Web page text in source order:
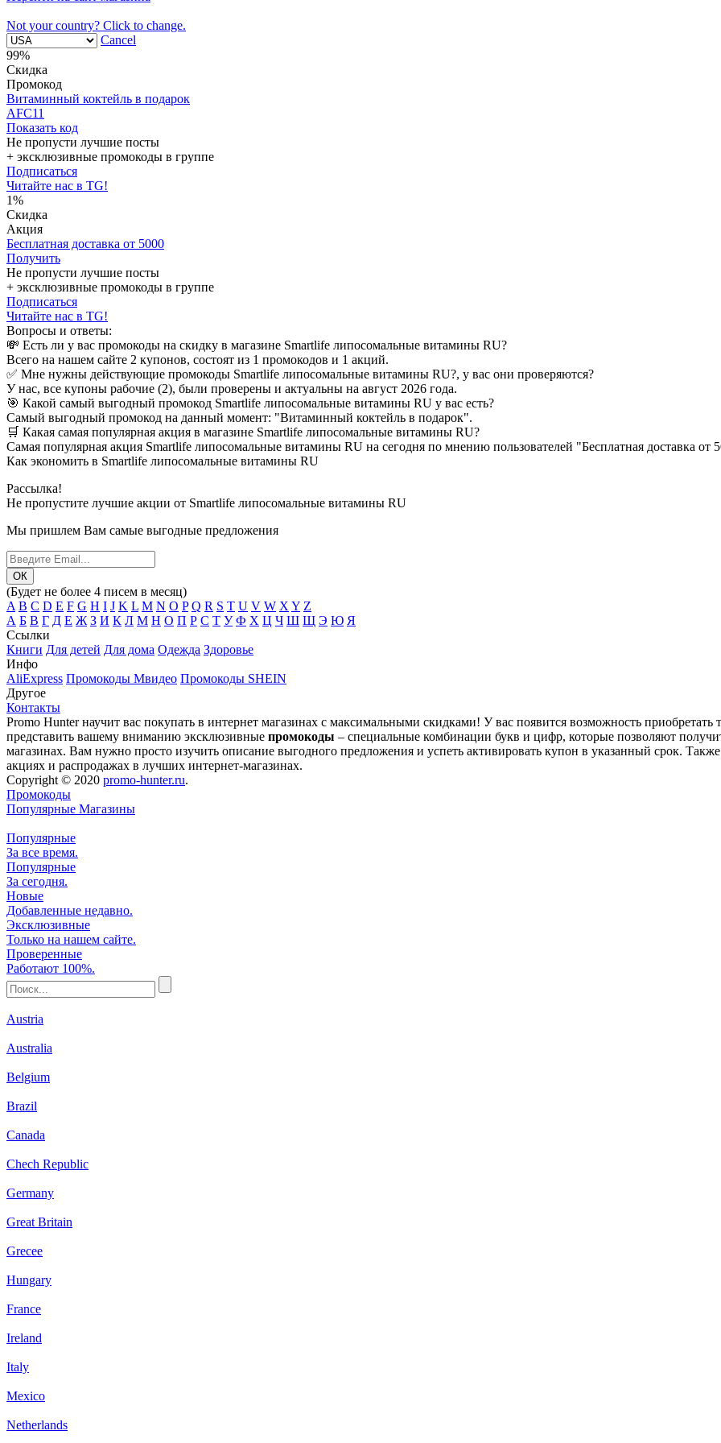
Not your country? Click to change.
Cancel
99%
Скидка
Промокод
Витаминный коктейль в подарок
AFC11
Показать код
Не пропусти лучшие посты
+ эксклюзивные промокоды в группе
Подписаться
Читайте нас в TG!
1%
Скидка
Акция
Бесплатная доставка от 5000
Получить
Не пропусти лучшие посты
+ эксклюзивные промокоды в группе
Подписаться
Читайте нас в TG!
Вопросы и ответы:
💸 Есть ли у вас промокоды на скидку в магазине Smartlife липосомальные витамины RU?
Всего на нашем сайте 2 купонов, состоят из 1 промокодов и 1 акций.
✅ Мне нужны действующие промокоды Smartlife липосомальные витамины RU?, у вас они проверяются?
У нас, все купоны рабочие (2), были проверены и актуальны на август 2026 года.
🎯 Какой самый выгодный промокод Smartlife липосомальные витамины RU у вас есть?
Самый выгодный промокод на данный момент: "Витаминный коктейль в подарок".
🛒 Какая самая популярная акция в магазине Smartlife липосомальные витамины RU?
Самая популярная акция Smartlife липосомальные витамины RU на сегодня по мнению пользователей "Бесплатная доставка от
Как экономить в Smartlife липосомальные витамины RU
Рассылка!
Не пропустите лучшие акции от Smartlife липосомальные витамины RU
Мы пришлем Вам самые выгодные предложения
(Будет не более 4 писем в месяц)
A B C D E F G H I J K L M N O P Q R S T U V W X Y Z
А Б В Г Д Е Ж З И К Л М Н О П Р С Т У Ф Х Ц Ч Ш Щ Э Ю Я
Ссылки
Книги Для детей Для дома Одежда Здоровье
Инфо
AliExpress Промокоды Мвидео Промокоды SHEIN
Другое
Контакты
Promo Hunter научит вас покупать в интернет магазинах с максимальными скидками! У вас появится возможность
представить вашему вниманию эксклюзивные промокоды – специальные комбинации букв и цифр, которые позволяют
магазинах. Вам нужно просто изучить описание выгодного предложения и успеть активировать купон в указанный срок.
акциях и распродажах в лучших интернет-магазинах.
Copyright © 2020 promo-hunter.ru.
Промокоды
Популярные Магазины
Популярные
За все время.
Популярные
За сегодня.
Новые
Добавленные недавно.
Эксклюзивные
Только на нашем сайте.
Проверенные
Работают 100%.
Austria
Australia
Belgium
Brazil
Canada
Chech Republic
Germany
Great Britain
Grecee
Hungary
France
Ireland
Italy
Mexico
Netherlands